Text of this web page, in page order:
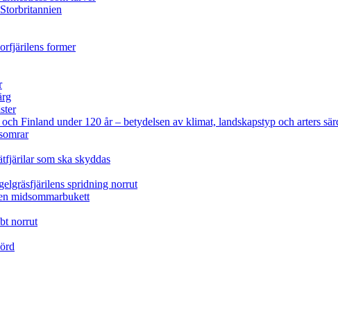
former
Finland under 120 år– betydelsen av klimat, landskapstyp och arters
som ska skyddas
spridning norrut
midsommarbukett
norrut